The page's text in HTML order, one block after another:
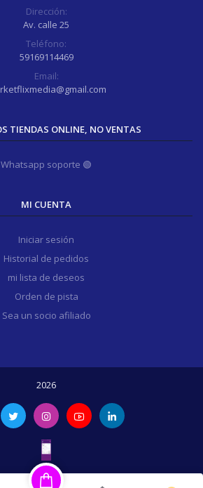
Dirección:
Av. calle 25
Teléfono:
59169114469
Email:
TIENDAS ONLINE, NO VENTAS
Whatsapp soporte 🟢
MI CUENTA
Iniciar sesión
Historial de pedidos
mi lista de deseos
Orden de pista
Sea un socio afiliado
2026